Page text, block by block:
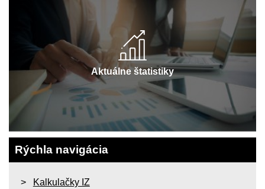
Aktuálne štatistiky
Rýchla navigácia
Kalkulačky IZ